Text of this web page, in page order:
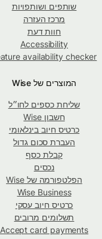
שותפים ושותפויות
מרכז העזרה
חוות דעת
Accessibility
Feature availability checker
המוצרים של Wise
שליחת כספים לחו״ל
חשבון Wise
כרטיס חיוב בינלאומי
העברת סכום גדול
קבלת כסף
נכסים
הפלטפורמה של Wise
Wise Business
כרטיס חיוב עסקי
תשלומים מרובים
Accept card payments